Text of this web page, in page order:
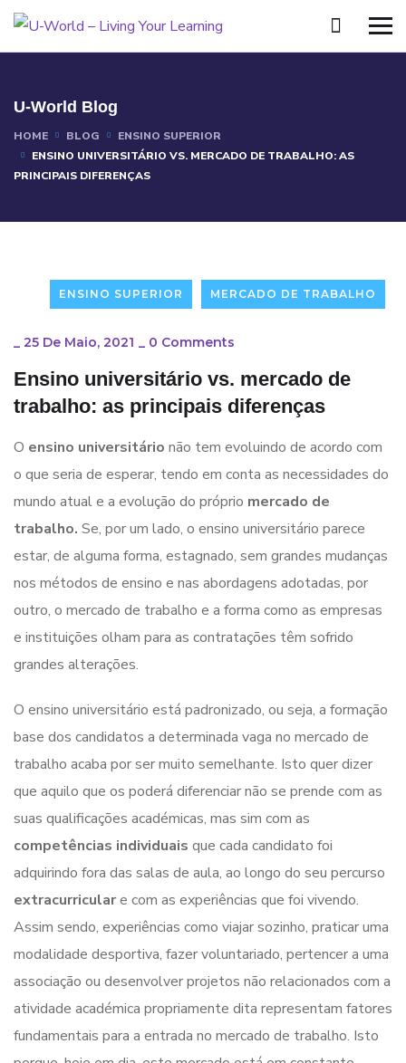
U-World Blog
HOME BLOG
ENSINO SUPERIOR
ENSINO UNIVERSITÁRIO VS. MERCADO DE TRABALHO: AS
PRINCIPAIS DIFERENÇAS
ENSINO SUPERIOR MERCADO DE TRABALHO
_ 25 De Maio, 2021 _ 0 Comments
Ensino universitário vs. mercado de
trabalho: as principais diferenças
O ensino universitário não tem evoluindo de acordo com
o que seria de esperar, tendo em conta as necessidades do
mundo atual e a evolução do próprio mercado de
trabalho. Se, por um lado, o ensino universitário parece
estar, de alguma forma, estagnado, sem grandes mudanças
nos métodos de ensino e nas abordagens adotadas, por
outro, o mercado de trabalho e a forma como as empresas
e instituições olham para as contratações têm sofrido
grandes alterações.
O ensino universitário está padronizado, ou seja, a formação
base dos candidatos a determinada vaga no mercado de
trabalho acaba por ser muito semelhante. Isto quer dizer
que aquilo que os poderá diferenciar não se prende com as
suas qualificações académicas, mas sim com as
competências individuais que cada candidato foi
adquirindo fora das salas de aula, ao longo do seu percurso
extracurriculare com as experiências que foi vivendo.
Assim sendo, experiências como viajar sozinho, praticar uma
modalidade desportiva, fazer voluntariado, pertencer a uma
associação ou desenvolver projetos não relacionados com a
atividade académica propriamente dita representam fatores
fundamentais para a entrada no mercado de trabalho. Isto